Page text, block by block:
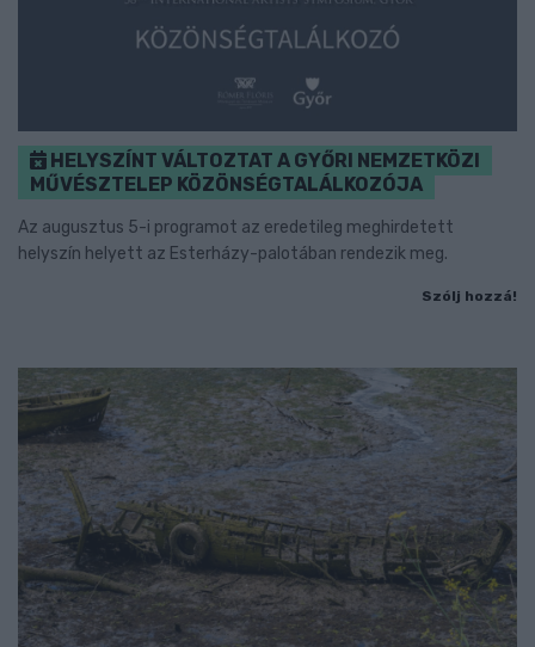
HELYSZÍNT VÁLTOZTAT A GYŐRI NEMZETKÖZI
MŰVÉSZTELEP KÖZÖNSÉGTALÁLKOZÓJA
Az augusztus 5-i programot az eredetileg meghirdetett
helyszín helyett az Esterházy-palotában rendezik meg.
Szólj hozzá!